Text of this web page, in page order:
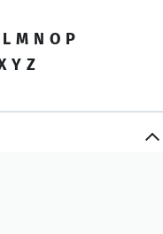
L M N O P
Y Z